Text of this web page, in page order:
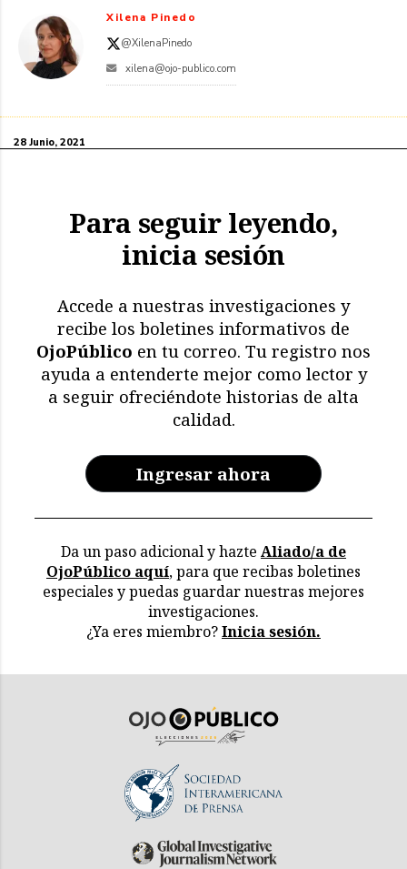
Xilena Pinedo
@XilenaPinedo
xilena@ojo-publico.com
28 Junio, 2021
Para seguir leyendo,
inicia sesión
Accede a nuestras investigaciones y
recibe los boletines informativos de
OjoPúblico en tu correo. Tu registro nos
ayuda a entenderte mejor como lector y
a seguir ofreciéndote historias de alta
calidad.
Ingresar ahora
Da un paso adicional y hazte Aliado/a de
OjoPúblico aquí, para que recibas boletines
especiales y puedas guardar nuestras mejores
investigaciones.
¿Ya eres miembro?Inicia sesión.